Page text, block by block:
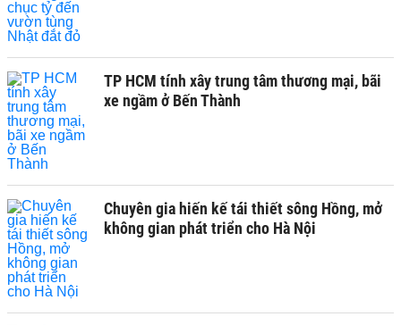
TP HCM tính xây trung tâm thương mại, bãi
xe ngầm ở Bến Thành
Chuyên gia hiến kế tái thiết sông Hồng, mở
không gian phát triển cho Hà Nội